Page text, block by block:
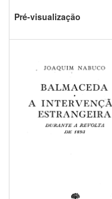
Pré-visualização